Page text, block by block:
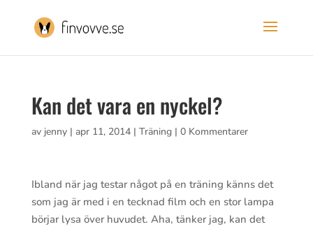
Kan det vara en nyckel?
av jenny| apr 11, 2014| Träning| 0 Kommentarer
Ibland när jag testar något på en träning känns det
som jag är med i en tecknad film och en stor lampa
börjar lysa över huvudet. Aha, tänker jag, kan det